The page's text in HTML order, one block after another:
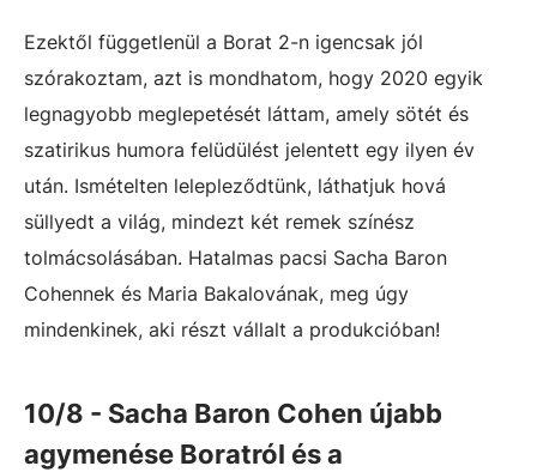
Ezektől függetlenül a Borat 2-n igencsak jól
szórakoztam, azt is mondhatom, hogy 2020 egyik
legnagyobb meglepetését láttam, amely sötét és
szatirikus humora felüdülést jelentett egy ilyen év
után. Ismételten lelepleződtünk, láthatjuk hová
süllyedt a világ, mindezt két remek színész
tolmácsolásában. Hatalmas pacsi Sacha Baron
Cohennek és Maria Bakalovának, meg úgy
mindenkinek, aki részt vállalt a produkcióban!
10/8 - Sacha Baron Cohen újabb
agymenése Boratról és a